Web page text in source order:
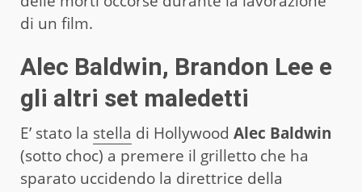
di un film.
Alec Baldwin, Brandon Lee e
gli altri set maledetti
E’ stato la stella di Hollywood Alec Baldwin
(sotto choc) a premere il grilletto che ha
sparato uccidendo la direttrice della